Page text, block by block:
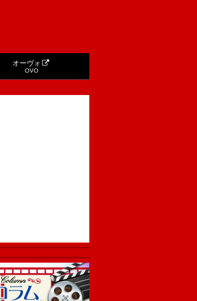
オーヴォ
OVO